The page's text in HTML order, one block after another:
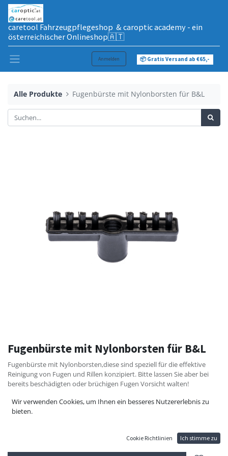
caretool Fahrzeugpflegeshop & caroptic academy - ein
österreichischer Onlineshop🇦🇹
Anmelden 📦 Gratis Versand ab €65,-
Alle Produkte Fugenbürste mit Nylonborsten für B&L
Fugenbürste mit Nylonborsten für B&L
Fugenbürste mit Nylonborsten,diese sind speziell für die effektive
Reinigung von Fugen und Rillen konzipiert. Bitte lassen Sie aber bei
bereits beschädigten oder brüchigen Fugen Vorsicht walten!
13,20€
Wir verwenden Cookies, um Ihnen ein besseres Nutzererlebnis zu
bieten.
Cookie Richtlinien Ich stimme zu